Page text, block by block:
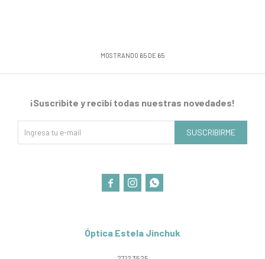
MOSTRANDO 65 DE 65
Óptica Estela Jinchuk
¡Suscribite y recibí todas nuestras novedades!
SUSCRIBIRME
  